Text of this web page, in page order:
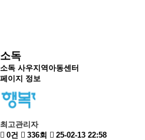
소독
소독 사우지역아동센터
페이지 정보
최고관리자
0건
336회 25-02-13 22:58